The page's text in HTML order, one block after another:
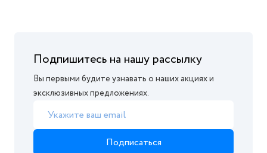
Подпишитесь на нашу рассылку
Вы первыми будите узнавать о наших акциях и
эксклюзивных предложениях.
Подписаться